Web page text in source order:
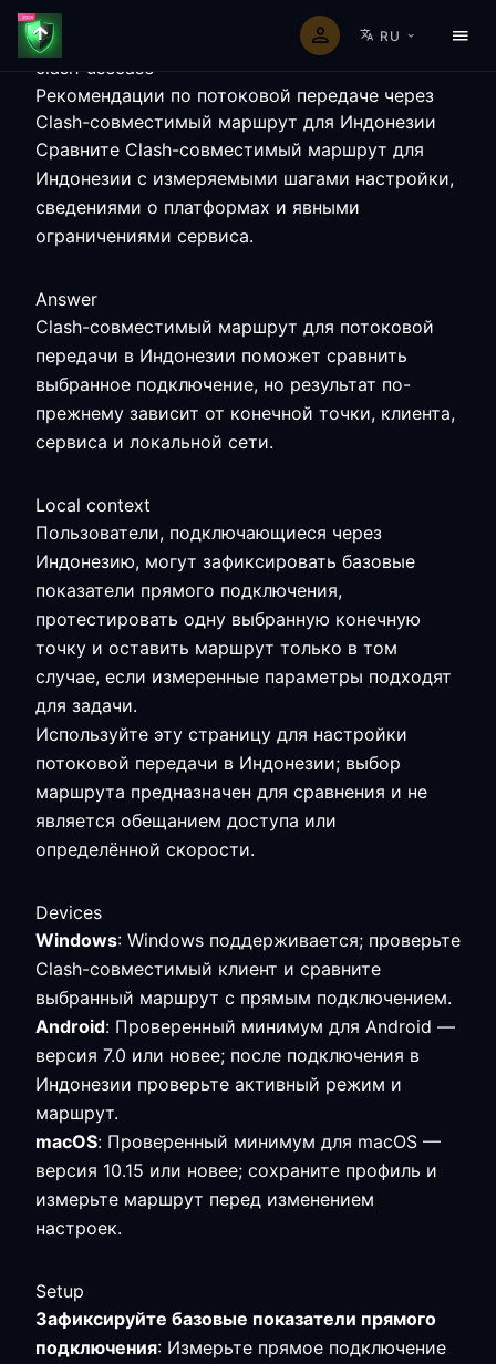
RU
clash-usecase
Рекомендации по потоковой передаче через
Clash-совместимый маршрут для Индонезии
Сравните Clash-совместимый маршрут для
Индонезии с измеряемыми шагами настройки,
сведениями о платформах и явными
ограничениями сервиса.
Answer
Clash-совместимый маршрут для потоковой
передачи в Индонезии поможет сравнить
выбранное подключение, но результат по-
прежнему зависит от конечной точки, клиента,
сервиса и локальной сети.
Local context
Пользователи, подключающиеся через
Индонезию, могут зафиксировать базовые
показатели прямого подключения,
протестировать одну выбранную конечную
точку и оставить маршрут только в том
случае, если измеренные параметры подходят
для задачи.
Используйте эту страницу для настройки
потоковой передачи в Индонезии; выбор
маршрута предназначен для сравнения и не
является обещанием доступа или
определённой скорости.
Devices
Windows: Windows поддерживается; проверьте
Clash-совместимый клиент и сравните
выбранный маршрут с прямым подключением.
Android: Проверенный минимум для Android —
версия 7.0 или новее; после подключения в
Индонезии проверьте активный режим и
маршрут.
macOS: Проверенный минимум для macOS —
версия 10.15 или новее; сохраните профиль и
измерьте маршрут перед изменением
настроек.
Setup
Зафиксируйте базовые показатели прямого
подключения: Измерьте прямое подключение